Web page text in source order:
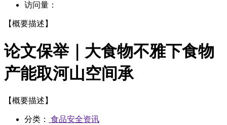
访问量：
【概要描述】
论文保举｜大食物不雅下食物
产能取河山空间承
【概要描述】
分类：
食品安全资讯